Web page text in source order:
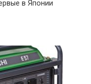
в Японии